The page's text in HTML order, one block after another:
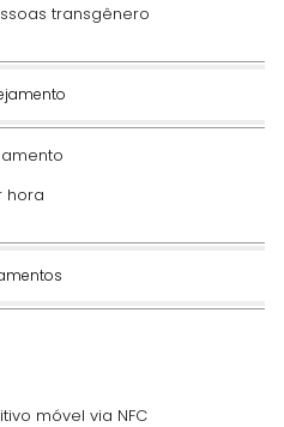
transgênero
hora
móvel via NFC